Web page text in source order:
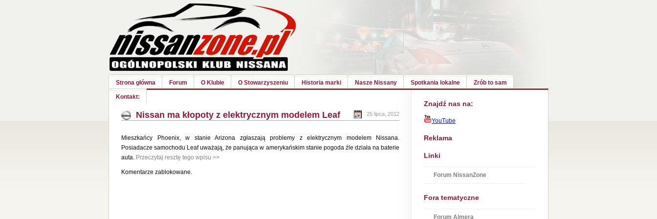
Strona główna Forum O Klubie O Stowarzyszeniu Historia marki Nasze Nissany Spotkania lokalne Zrób to sam
Kontakt:
Znajdź nas na:
YouTube
Reklama
Linki
Forum NissanZone
Fora tematyczne
Forum Almera
Nissan ma kłopoty z elektrycznym modelem Leaf 25 lipca, 2012
Mieszkańcy Phoenix, w stanie Arizona zgłaszają problemy z elektrycznym modelem Nissana.
Posiadacze samochodu Leaf uważają, że panująca w amerykańskim stanie pogoda źle działa na baterie
auta. Przeczytaj resztę tego wpisu >>
Komentarze zablokowane.